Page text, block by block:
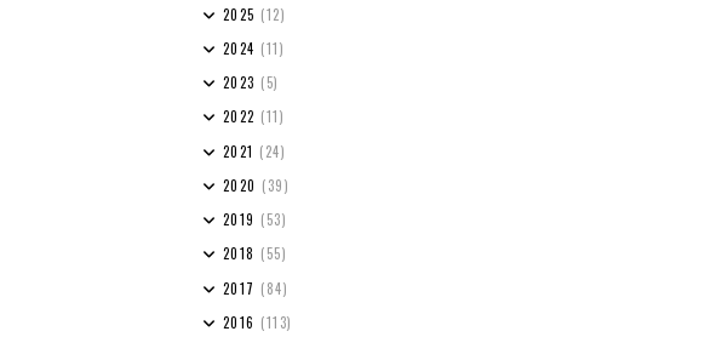
2025 (12)
2024 (11)
2023 (5)
2022 (11)
2021 (24)
2020 (39)
2019 (53)
2018 (55)
2017 (84)
2016 (113)